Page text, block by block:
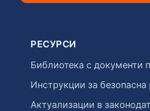
РЕСУРСИ
Библиотека с документи
Инструкции за безопасна
Актуализации в